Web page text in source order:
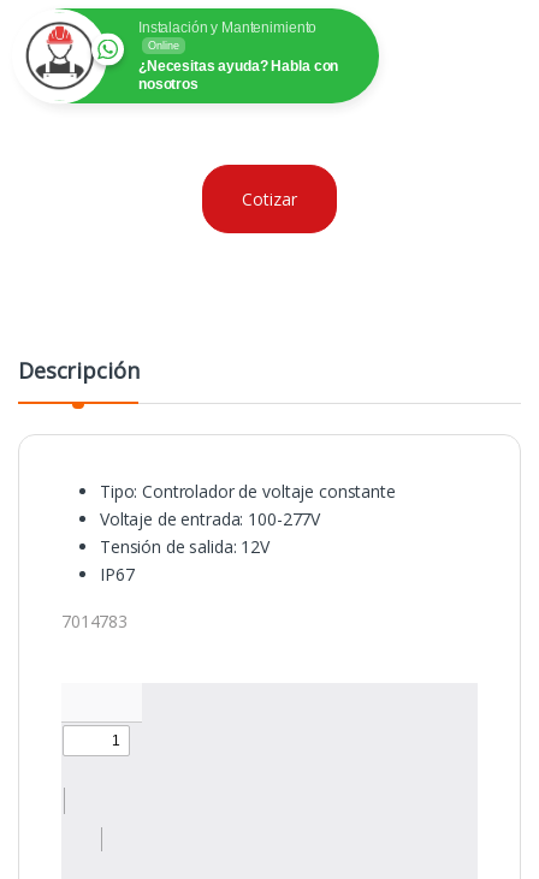
Instalación y Mantenimiento
Online
¿Necesitas ayuda? Habla con
nosotros
Cotizar
Descripción
Tipo: Controlador de voltaje constante
Voltaje de entrada: 100-277V
Tensión de salida: 12V
IP67
7014783